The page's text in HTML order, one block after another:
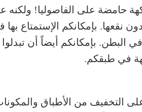
حامضة على الفاصوليا! ولكنه
دون نقعها. بإمكانكم الإستمتاع
البطن. بإمكانكم أيضاً أن
في طبقكم.
التخفيف من الأطباق